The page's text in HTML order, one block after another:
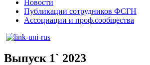
Новости
Публикации сотрудников ФСГН
Ассоциации и проф.сообщества
Выпуск 1` 2023